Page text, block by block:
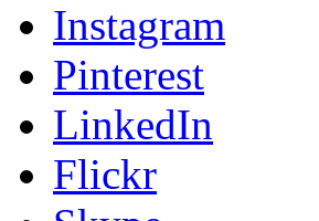
Instagram
Pinterest
LinkedIn
Flickr